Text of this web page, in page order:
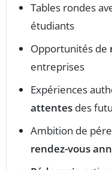
Tables rondes
étudiants
Opportunités de
entreprises
Expériences
attentes des
Ambition de
rendez-vous